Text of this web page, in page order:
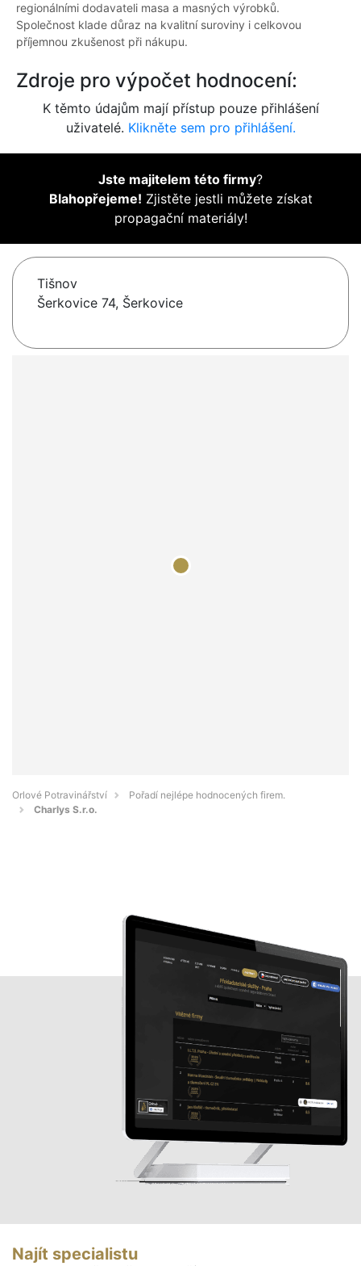
regionálními dodavateli masa a masných výrobků.
Společnost klade důraz na kvalitní suroviny i celkovou
příjemnou zkušenost při nákupu.
Zdroje pro výpočet hodnocení:
K těmto údajům mají přístup pouze přihlášení
uživatelé. Klikněte sem pro přihlášení.
Jste majitelem této firmy?
Blahopřejeme! Zjistěte jestli můžete získat
propagační materiály!
Tišnov
Šerkovice 74, Šerkovice
Orlové Potravinářství
Pořadí nejlépe hodnocených firem.
Charlys S.r.o.
Najít specialistu